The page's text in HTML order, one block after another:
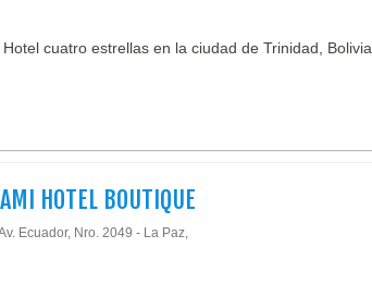
cuatro estrellas en la ciudad de Trinidad, Bolivia.
HOTEL BOUTIQUE
Ecuador, Nro. 2049 - La Paz,